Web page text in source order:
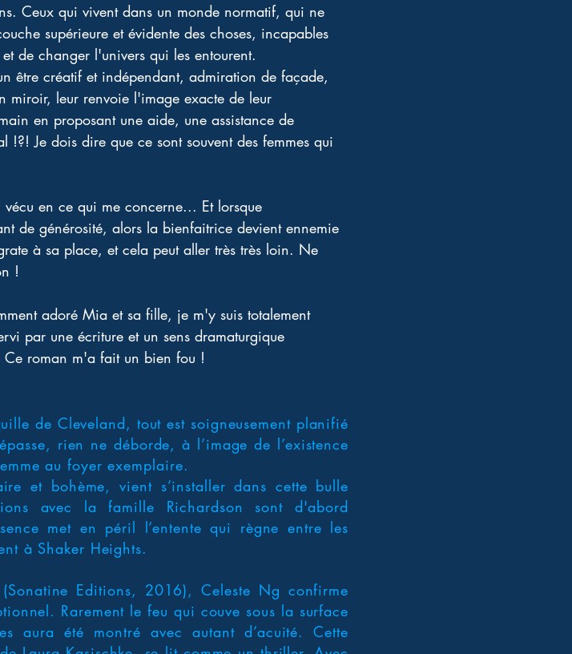
Ceux qui vivent dans un monde normatif, qui ne
supérieure et évidente des choses, incapables
de changer l'univers qui les entourent.
être créatif et indépendant, admiration de façade,
miroir, leur renvoie l'image exacte de leur
en proposant une aide, une assistance de
Je dois dire que ce sont souvent des femmes qui
en ce qui me concerne... Et lorsque
de générosité, alors la bienfaitrice devient ennemie
à sa place, et cela peut aller très très loin. Ne
!
adoré Mia et sa fille, je m'y suis totalement
par une écriture et un sens dramaturgique
Ce roman m'a fait un bien fou !
de Cleveland, tout est soigneusement planifié
rien ne déborde, à l’image de l’existence
au foyer exemplaire.
et bohème, vient s’installer dans cette bulle
avec la famille Richardson sont d'abord
met en péril l’entente qui règne entre les
à Shaker Heights.
Editions, 2016), Celeste Ng confirme
Rarement le feu qui couve sous la surface
aura été montré avec autant d’acuité. Cette